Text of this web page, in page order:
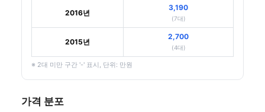
2016년
3,190
(7대)
2015년
2,700
(4대)
※ 2대 미만 구간 '-' 표시, 단위: 만원
가격 분포